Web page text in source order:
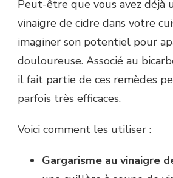
Peut-être que vous avez déjà
vinaigre de cidre dans votre
imaginer son potentiel pour
douloureuse. Associé au
il fait partie de ces remèdes
parfois très efficaces.
Voici comment les utiliser :
Gargarisme au vinaigre